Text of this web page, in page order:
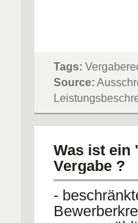
Tags:
Source:
Was ist ein
Vergabe ?
-